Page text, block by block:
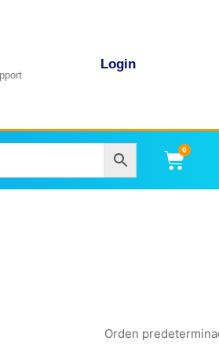
Login
0
Carrito